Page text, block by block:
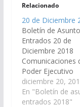
Relacionado
20 de Diciembre
Boletín de
Entrados 20 de
Diciembre 2018
Comunicaciones
Poder
Secretaria General
la Gobernación
Decreto Nº 1462/
diciembre 20,
En "Boletín de
entrados 2018"